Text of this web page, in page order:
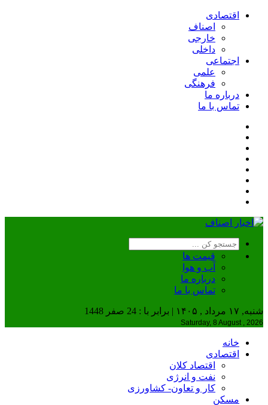
اقتصادی
اصناف
خارجی
داخلی
اجتماعی
علمی
فرهنگی
درباره ما
تماس با ما
قیمت ها
آب و هوا
درباره ما
تماس با ما
شنبه, ۱۷ مرداد , ۱۴۰۵ | برابر با : 24 صفر 1448
Saturday, 8 August , 2026
خانه
اقتصادی
اقتصاد کلان
نفت و انرژی
کار و تعاون- کشاورزی
مسکن